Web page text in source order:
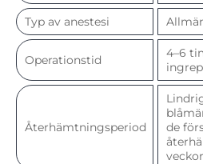
Typ av anestesi
Operationstid
4–6
Återhämtningsperiod
de